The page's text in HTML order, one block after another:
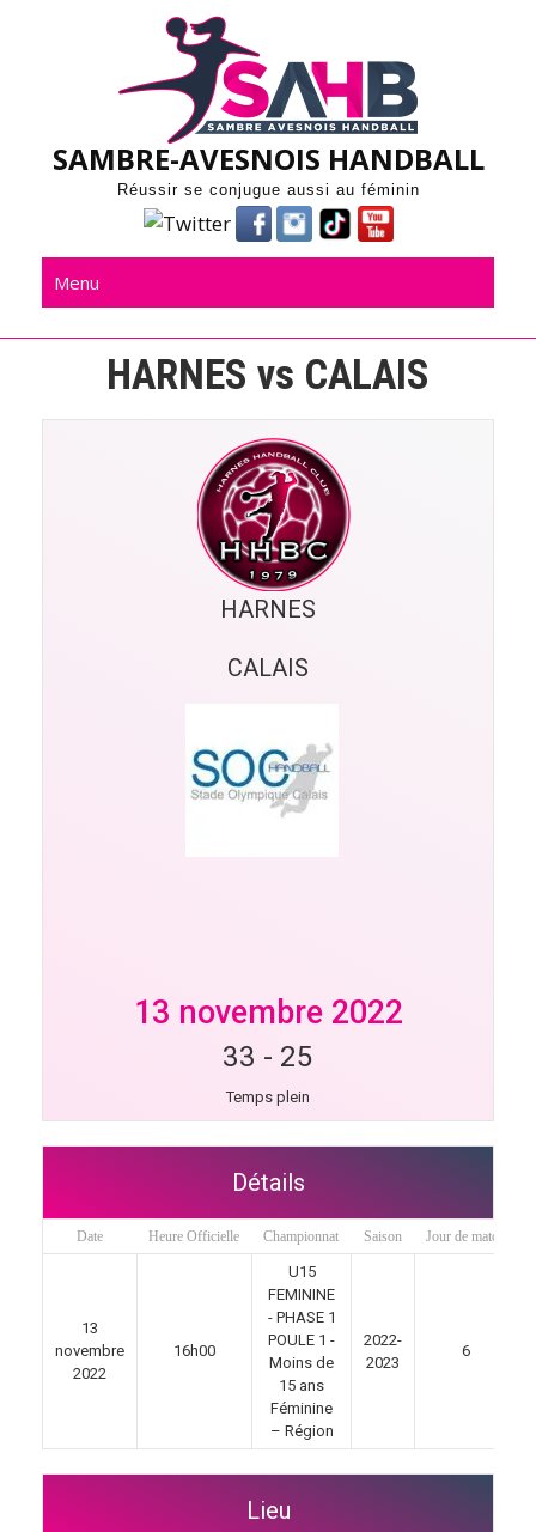
SAMBRE-AVESNOIS HANDBALL
Réussir se conjugue aussi au féminin
Menu
HARNES vs CALAIS
HARNES
CALAIS
13 novembre 2022
33 - 25
Temps plein
Détails
Date Heure Officielle Championnat Saison Jour de match
13
novembre
2022
16h00
U15
FEMININE
- PHASE 1
POULE 1 -
Moins de
15 ans
Féminine
– Région
2022-
2023
6
Lieu